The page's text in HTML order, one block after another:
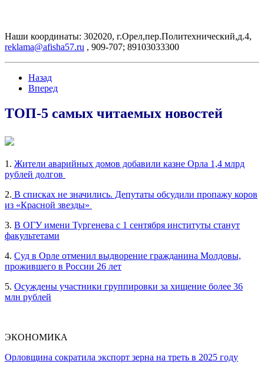
Наши координаты: 302020, г.Орел,пер.Политехнический,д.4,
reklama@afisha57.ru , 909-707; 89103033300
Назад
Вперед
ТОП-5 самых читаемых новостей
1. Жители аварийных домов добавили казне Орла 1,4 млрд
рублей долгов
2. В списках не значились. Депутаты обсудили пропажу коров
из «Красной звезды»
3. В ОГУ имени Тургенева с 1 сентября институты станут
факультетами
4. Суд в Орле отменил выдворение гражданина Молдовы,
прожившего в России 26 лет
5. Осуждены участники группировки за хищение более 36
млн рублей
ЭКОНОМИКА
Орловщина сократила экспорт зерна на треть в 2025 году